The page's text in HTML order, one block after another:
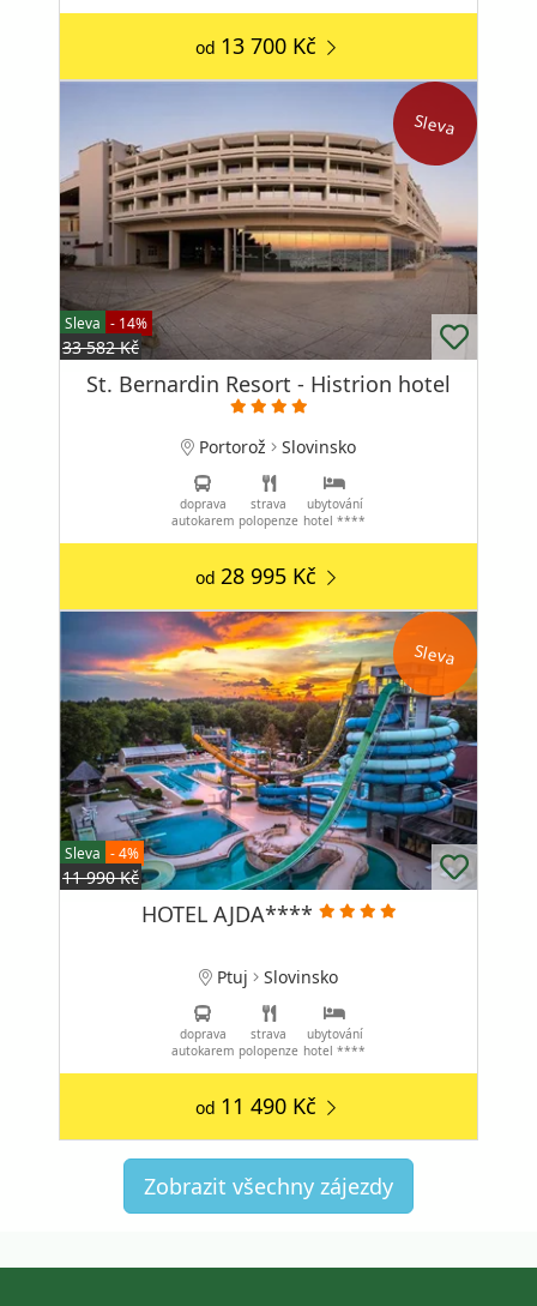
od 13 700 Kč
Sleva
Sleva - 14%
33 582 Kč
St. Bernardin Resort - Histrion hotel
Portorož Slovinsko
doprava
autokarem
strava
polopenze
ubytování
hotel ****
od 28 995 Kč
Sleva
Sleva - 4%
11 990 Kč
HOTEL AJDA****
Ptuj Slovinsko
doprava
autokarem
strava
polopenze
ubytování
hotel ****
od 11 490 Kč
Zobrazit všechny zájezdy